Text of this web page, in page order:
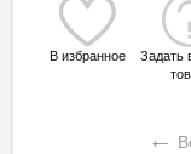
В избранное
Задать
←